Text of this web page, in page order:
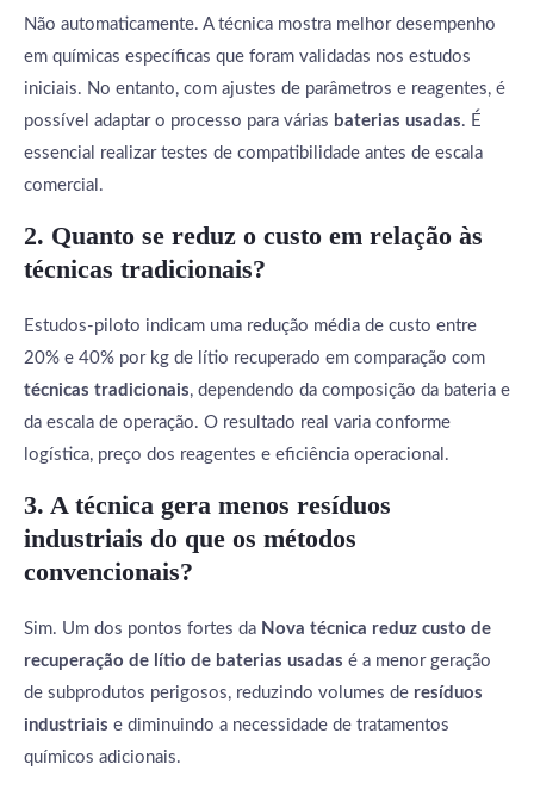
Não automaticamente. A técnica mostra melhor desempenho
em químicas específicas que foram validadas nos estudos
iniciais. No entanto, com ajustes de parâmetros e reagentes, é
possível adaptar o processo para várias baterias usadas. É
essencial realizar testes de compatibilidade antes de escala
comercial.
2. Quanto se reduz o custo em relação às
técnicas tradicionais?
Estudos-piloto indicam uma redução média de custo entre
20% e 40% por kg de lítio recuperado em comparação com
técnicas tradicionais, dependendo da composição da bateria e
da escala de operação. O resultado real varia conforme
logística, preço dos reagentes e eficiência operacional.
3. A técnica gera menos resíduos
industriais do que os métodos
convencionais?
Sim. Um dos pontos fortes da Nova técnica reduz custo de
recuperação de lítio de baterias usadas é a menor geração
de subprodutos perigosos, reduzindo volumes de resíduos
industriais e diminuindo a necessidade de tratamentos
químicos adicionais.